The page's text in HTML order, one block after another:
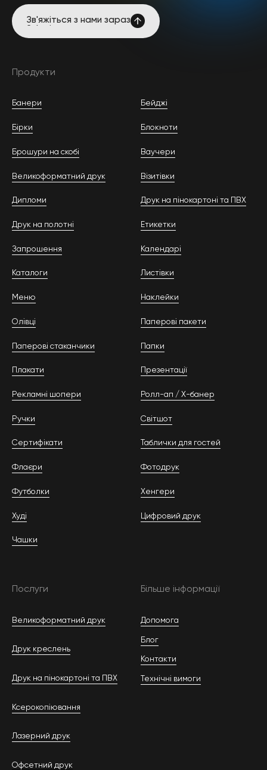
Зв'яжіться з нами зараз
Продукти
Банери Бейджі
Бірки Блокноти
Брошури на скобі Ваучери
Великоформатний друк Візитівки
Дипломи Друк на пінокартоні та ПВХ
Друк на полотні Етикетки
Запрошення Календарі
Каталоги Листівки
Меню Наклейки
Олівці Паперові пакети
Паперові стаканчики Папки
Плакати Презентації
Рекламні шопери Ролл-ап / Х-банер
Ручки Світшот
Сертифікати Таблички для гостей
Флаєри Фотодрук
Футболки Хенгери
Худі Цифровий друк
Чашки
Послуги
Великоформатний друк
Друк креслень
Друк на пінокартоні та ПВХ
Ксерокопіювання
Лазерний друк
Офсетний друк
Більше інформації
Допомога
Блог
Контакти
Технічні вимоги